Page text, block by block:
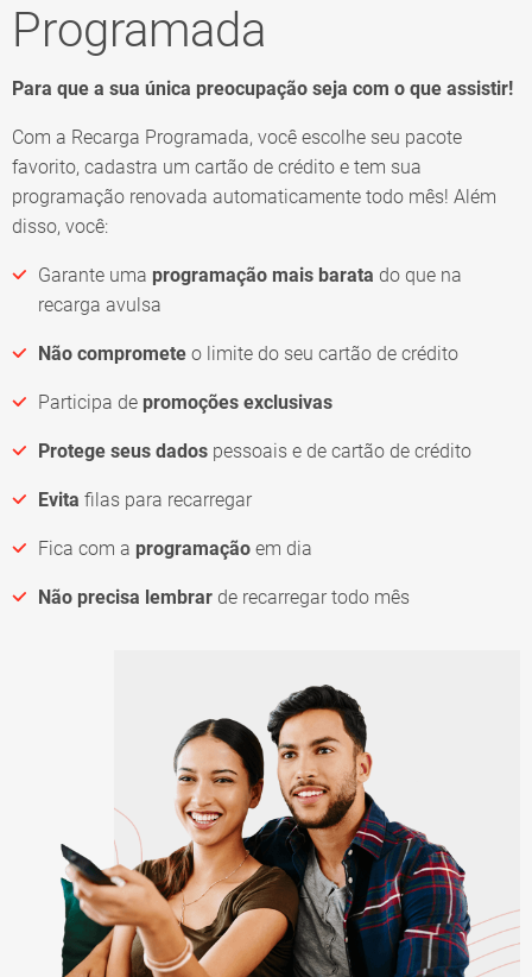
Programada
Para que a sua única preocupação seja com o que assistir!
Com a Recarga Programada, você escolhe seu pacote
favorito, cadastra um cartão de crédito e tem sua
programação renovada automaticamente todo mês! Além
disso, você:
Garante uma programação mais barata do que na
recarga avulsa
Não compromete o limite do seu cartão de crédito
Participa de promoções exclusivas
Protege seus dados pessoais e de cartão de crédito
Evita filas para recarregar
Fica com a programação em dia
Não precisa lembrar de recarregar todo mês